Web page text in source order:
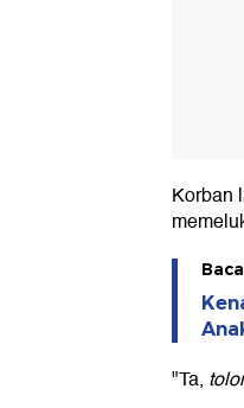
Korban
"Ta,